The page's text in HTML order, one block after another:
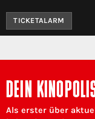
TICKETALARM
DEIN
Als erster über